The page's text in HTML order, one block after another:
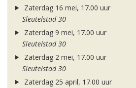
Zaterdag 16 mei, 17.00 uur
Sleutelstad 30
Zaterdag 9 mei, 17.00 uur
Sleutelstad 30
Zaterdag 2 mei, 17.00 uur
Sleutelstad 30
Zaterdag 25 april, 17.00 uur